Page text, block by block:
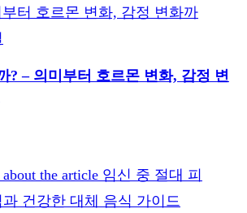
? – 의미부터 호르몬 변화, 감정 변